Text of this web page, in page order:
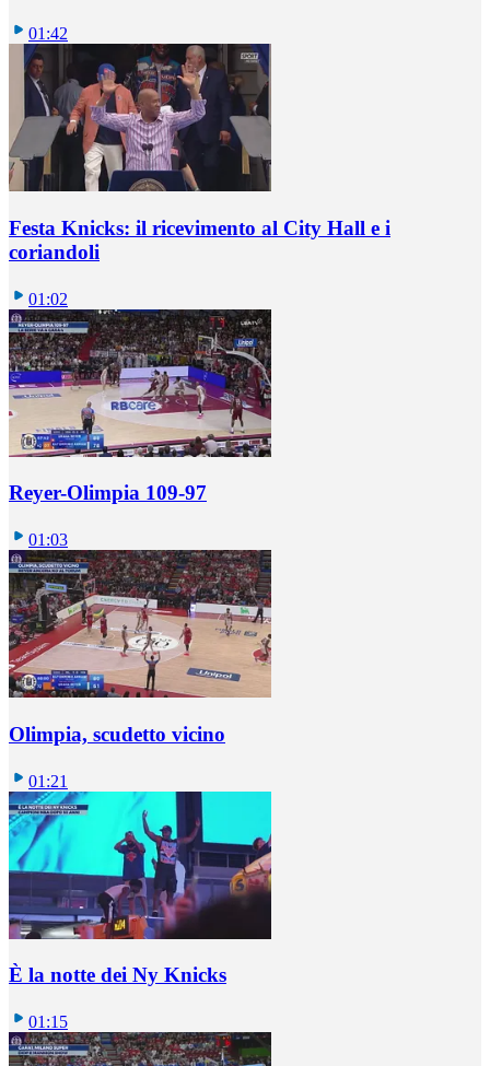
01:42
Festa Knicks: il ricevimento al City Hall e i
coriandoli
01:02
Reyer-Olimpia 109-97
01:03
Olimpia, scudetto vicino
01:21
È la notte dei Ny Knicks
01:15